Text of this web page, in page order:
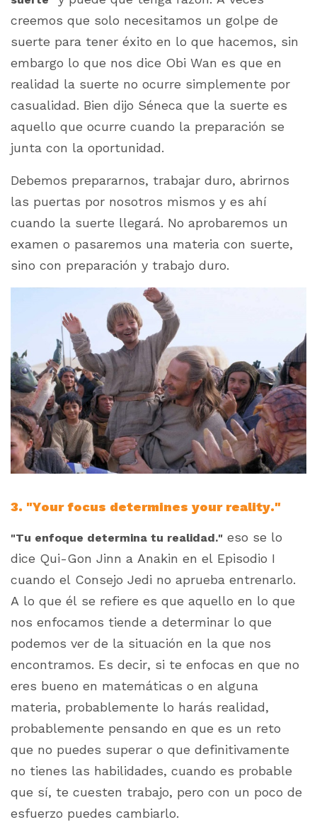
creemos que solo necesitamos un golpe de
suerte para tener éxito en lo que hacemos, sin
embargo lo que nos dice Obi Wan es que en
realidad la suerte no ocurre simplemente por
casualidad. Bien dijo Séneca que la suerte es
aquello que ocurre cuando la preparación se
junta con la oportunidad.
Debemos prepararnos, trabajar duro, abrirnos
las puertas por nosotros mismos y es ahí
cuando la suerte llegará. No aprobaremos un
examen o pasaremos una materia con suerte,
sino con preparación y trabajo duro.
3. "Your focus determines your reality."
"Tu enfoque determina tu realidad." eso se lo
dice Qui-Gon Jinn a Anakin en el Episodio I
cuando el Consejo Jedi no aprueba entrenarlo.
A lo que él se refiere es que aquello en lo que
nos enfocamos tiende a determinar lo que
podemos ver de la situación en la que nos
encontramos. Es decir, si te enfocas en que no
eres bueno en matemáticas o en alguna
materia, probablemente lo harás realidad,
probablemente pensando en que es un reto
que no puedes superar o que definitivamente
no tienes las habilidades, cuando es probable
que sí, te cuesten trabajo, pero con un poco de
esfuerzo puedes cambiarlo.